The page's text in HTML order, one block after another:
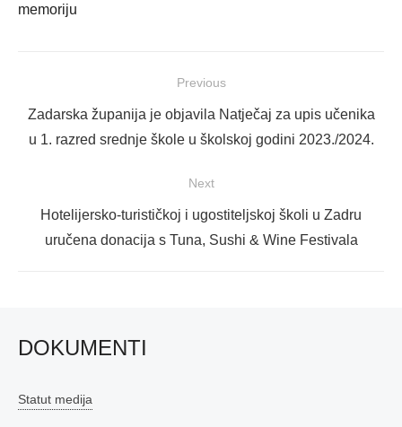
memoriju
objava
Previous
Previous
post:
Zadarska županija je objavila Natječaj za upis učenika
u 1. razred srednje škole u školskoj godini 2023./2024.
Next
Next
post:
Hotelijersko-turističkoj i ugostiteljskoj školi u Zadru
uručena donacija s Tuna, Sushi & Wine Festivala
DOKUMENTI
Statut medija